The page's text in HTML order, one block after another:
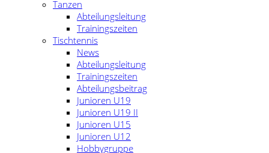
Tanzen
Abteilungsleitung
Trainingszeiten
Tischtennis
News
Abteilungsleitung
Trainingszeiten
Abteilungsbeitrag
Junioren U19
Junioren U19 II
Junioren U15
Junioren U12
Hobbygruppe